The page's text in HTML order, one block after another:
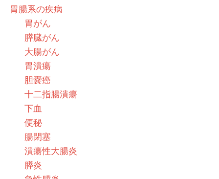
胃腸系の疾病
胃がん
膵臓がん
大腸がん
胃潰瘍
胆嚢癌
十二指腸潰瘍
下血
便秘
腸閉塞
潰瘍性大腸炎
膵炎